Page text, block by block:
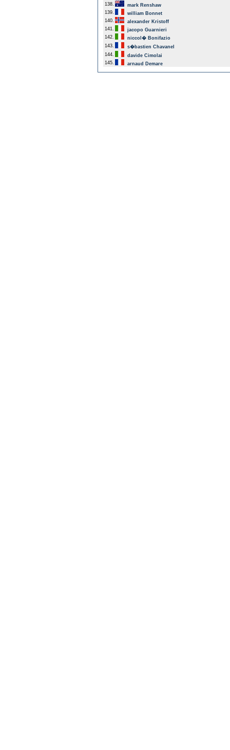
138.
mark Renshaw
139.
william Bonnet
140.
alexander Kristoff
141.
jacopo Guarnieri
142.
niccol� Bonifazio
143.
s�bastien Chavanel
144.
davide Cimolai
145.
arnaud Demare